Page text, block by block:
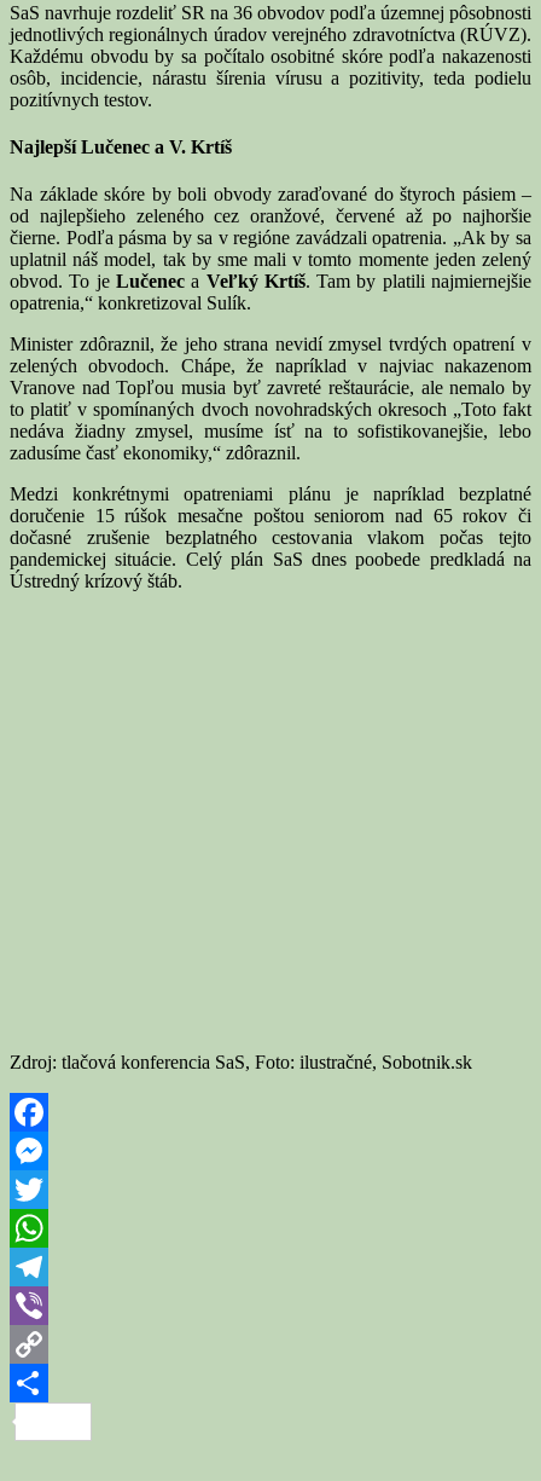
SaS navrhuje rozdeliť SR na 36 obvodov podľa územnej pôsobnosti
jednotlivých regionálnych úradov verejného zdravotníctva (RÚVZ).
Každému obvodu by sa počítalo osobitné skóre podľa nakazenosti
osôb, incidencie, nárastu šírenia vírusu a pozitivity, teda podielu
pozitívnych testov.
Najlepší Lučenec a V. Krtíš
Na základe skóre by boli obvody zaraďované do štyroch pásiem –
od najlepšieho zeleného cez oranžové, červené až po najhoršie
čierne. Podľa pásma by sa v regióne zavádzali opatrenia. „Ak by sa
uplatnil náš model, tak by sme mali v tomto momente jeden zelený
obvod. To je Lučeneca Veľký Krtíš. Tam by platili najmiernejšie
opatrenia,“ konkretizoval Sulík.
Minister zdôraznil, že jeho strana nevidí zmysel tvrdých opatrení v
zelených obvodoch. Chápe, že napríklad v najviac nakazenom
Vranove nad Topľou musia byť zavreté reštaurácie, ale nemalo by
to platiť v spomínaných dvoch novohradských okresoch „Toto fakt
nedáva žiadny zmysel, musíme ísť na to sofistikovanejšie, lebo
zadusíme časť ekonomiky,“ zdôraznil.
Medzi konkrétnymi opatreniami plánu je napríklad bezplatné
doručenie 15 rúšok mesačne poštou seniorom nad 65 rokov či
dočasné zrušenie bezplatného cestovania vlakom počas tejto
pandemickej situácie. Celý plán SaS dnes poobede predkladá na
Ústredný krízový štáb.
Zdroj: tlačová konferencia SaS, Foto: ilustračné, Sobotnik.sk
Facebook
Messenger
Twitter
WhatsApp
Telegram
Viber
Copy
Link